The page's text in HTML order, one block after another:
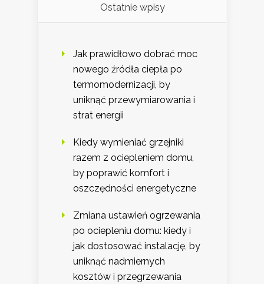
Ostatnie wpisy
Jak prawidłowo dobrać moc
nowego źródła ciepła po
termomodernizacji, by
uniknąć przewymiarowania i
strat energii
Kiedy wymieniać grzejniki
razem z ociepleniem domu,
by poprawić komfort i
oszczędności energetyczne
Zmiana ustawień ogrzewania
po ociepleniu domu: kiedy i
jak dostosować instalację, by
uniknąć nadmiernych
kosztów i przegrzewania